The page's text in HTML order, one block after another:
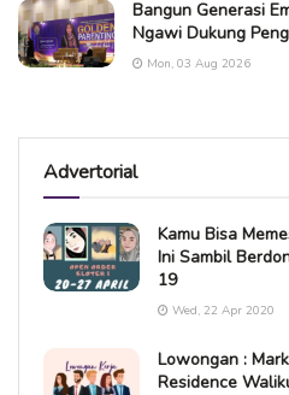
Bangun Generasi
Ngawi Dukung
Mon, 03 Aug 2026
Advertorial
Kamu Bisa
Ini Sambil
19
Wed, 22 Apr 2020
Lowongan :
Residence